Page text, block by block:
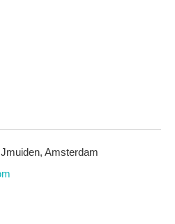
Amsterdam